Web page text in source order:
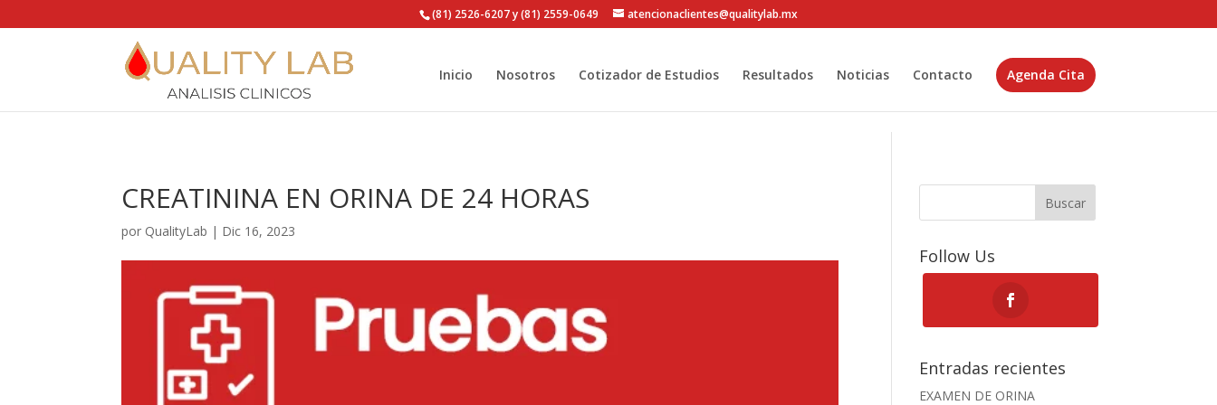
(81) 2526-6207 y (81) 2559-0649 atencionaclientes@qualitylab.mx
Inicio Nosotros Cotizador de Estudios Resultados Noticias Contacto Agenda Cita
CREATININA EN ORINA DE 24 HORAS
por QualityLab | Dic 16, 2023
Buscar
Follow Us
Entradas recientes
EXAMEN DE ORINA